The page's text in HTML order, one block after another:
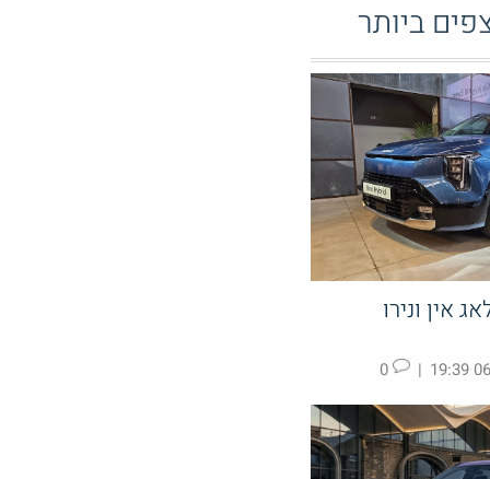
ביותר
אין ונירו
|
0